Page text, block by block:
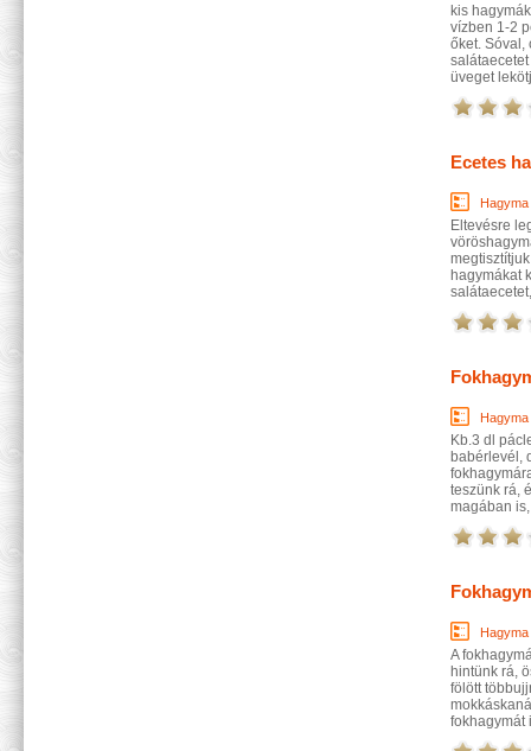
kis
vízben 1-2
őket. Sóval,
üveget
Ecetes
Hagyma
Eltevésre
hagymákat
Hagyma
Kb.3 dl
babérlevél,
teszünk rá,
magában
Hagyma
A
hintünk rá,
fölött
fokhagymát